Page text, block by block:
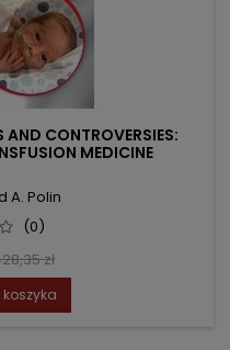
CONTROVERSIES:
MEDICINE
A. Polin
(0)
zł